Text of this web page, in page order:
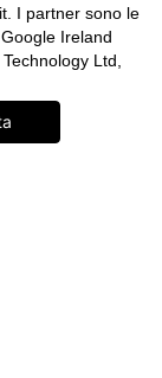
I partner sono le
Ireland
Ltd,
GmbH, TikTok
informazioni sul